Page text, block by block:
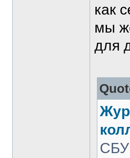
как
мы
для
СБУ